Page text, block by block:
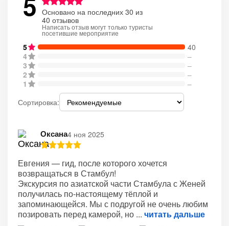
Основано на последних 30 из
40 отзывов
Написать отзыв могут только туристы
посетившие мероприятие
5
40
4
–
3
–
2
–
1
–
Сортировка:
Оксана4 ноя 2025
Евгения — гид, после которого хочется
возвращаться в Стамбул!
Экскурсия по азиатской части Стамбула с Женей
получилась по-настоящему тёплой и
запоминающейся. Мы с подругой не очень любим
позировать перед камерой, но
читать дальше